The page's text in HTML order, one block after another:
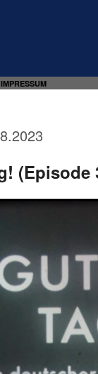
IMPRESSUM